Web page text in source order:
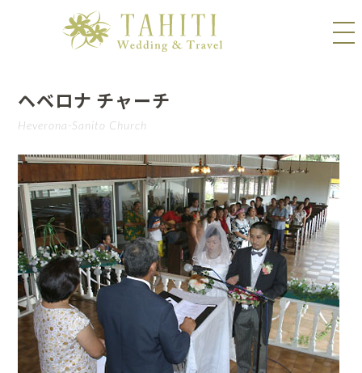
ヘベロナ チャーチ
Heverona-Sanito Church